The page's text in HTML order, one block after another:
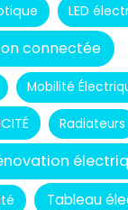
LED
connectée
Mobilité
Radiateurs
Tableau